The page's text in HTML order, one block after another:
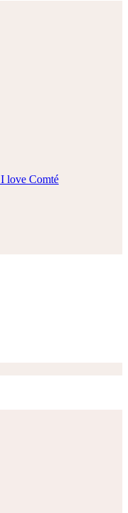
I love Comté